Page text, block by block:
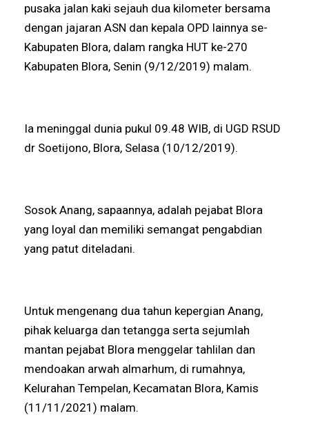
pusaka jalan kaki sejauh dua kilometer bersama
dengan jajaran ASN dan kepala OPD lainnya se-
Kabupaten Blora, dalam rangka HUT ke-270
Kabupaten Blora, Senin (9/12/2019) malam.
Ia meninggal dunia pukul 09.48 WIB, di UGD RSUD
dr Soetijono, Blora, Selasa (10/12/2019).
Sosok Anang, sapaannya, adalah pejabat Blora
yang loyal dan memiliki semangat pengabdian
yang patut diteladani.
Untuk mengenang dua tahun kepergian Anang,
pihak keluarga dan tetangga serta sejumlah
mantan pejabat Blora menggelar tahlilan dan
mendoakan arwah almarhum, di rumahnya,
Kelurahan Tempelan, Kecamatan Blora, Kamis
(11/11/2021) malam.